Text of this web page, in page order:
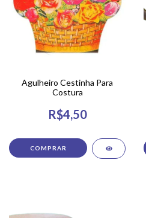
Agulheiro Cestinha Para
Costura
R$4,50
COMPRAR